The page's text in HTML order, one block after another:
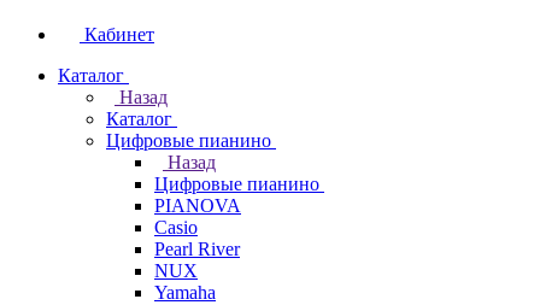
Кабинет
Каталог
Назад
Каталог
Цифровые пианино
Назад
Цифровые пианино
PIANOVA
Casio
Pearl River
NUX
Yamaha